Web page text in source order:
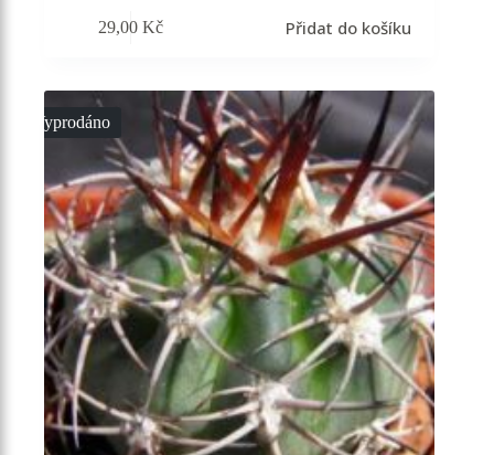
29,00Kč Přidat do košíku
Vyprodáno